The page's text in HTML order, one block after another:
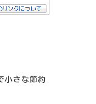
小さな節約